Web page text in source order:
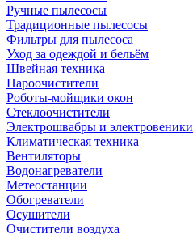
Ручные пылесосы
Традиционные пылесосы
Фильтры для пылесоса
Уход за одеждой и бельём
Швейная техника
Пароочистители
Роботы-мойщики окон
Стеклоочистители
Электрошвабры и электровеники
Климатическая техника
Вентиляторы
Водонагреватели
Метеостанции
Обогреватели
Осушители
Очистители воздуха